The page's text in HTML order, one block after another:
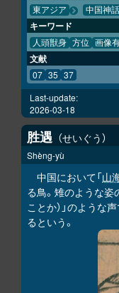
東アジア 中国神話
キーワード
人頭獣身 方位 画像
文献
07 35 37
Last-update:
2026-03-18
胜遇 せいぐう
Shèng-yù
中国において「山
る鳥。雉のような姿
ことか）」のような
るという。